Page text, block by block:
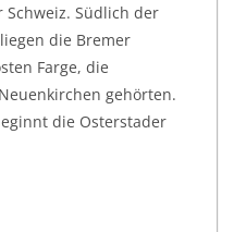
Schweiz. Südlich der
die Bremer
Farge, die
gehörten.
die Osterstader